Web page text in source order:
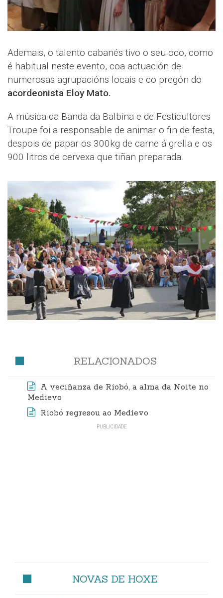
Ademais, o talento cabanés tivo o seu oco, como
é habitual neste evento, coa actuación de
numerosas agrupacións locais e co pregón do
acordeonista Eloy Mato.
A música da Banda da Balbina e de Festicultores
Troupe foi a responsable de animar o fin de festa,
despois de papar os 300kg de carne á grella e os
900 litros de cervexa que tiñan preparada.
RELACIONADOS
A veciñanza de Riobó, a alma da Noite no
Medievo
Riobó regresou ao Medievo
NOVAS DE HOXE